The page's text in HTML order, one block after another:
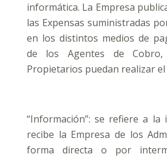
informática. La Empresa
las Expensas suministradas
en los distintos medios de
de los Agentes de
Propietarios puedan realizar el
“Información”: se refiere a la
recibe la Empresa de los
forma directa o por